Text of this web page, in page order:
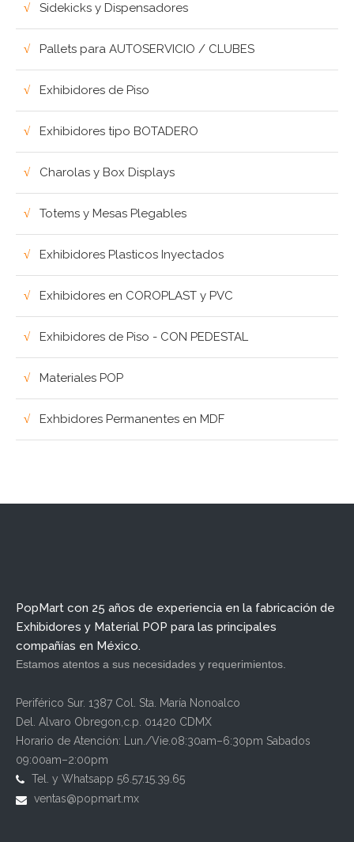
Sidekicks y Dispensadores
Pallets para AUTOSERVICIO / CLUBES
Exhibidores de Piso
Exhibidores tipo BOTADERO
Charolas y Box Displays
Totems y Mesas Plegables
Exhibidores Plasticos Inyectados
Exhibidores en COROPLAST y PVC
Exhibidores de Piso - CON PEDESTAL
Materiales POP
Exhbidores Permanentes en MDF
PopMart con 25 años de experiencia en la fabricación de
Exhibidores y Material POP para las principales
compañías en México.
Estamos atentos a sus necesidades y requerimientos.
Periférico Sur. 1387 Col. Sta. María Nonoalco
Del. Alvaro Obregon,c.p. 01420 CDMX
Horario de Atención: Lun./Vie.08:30am–6:30pm Sabados
09:00am–2:00pm
Tel. y Whatsapp 56.57.15.39.65
ventas@popmart.mx